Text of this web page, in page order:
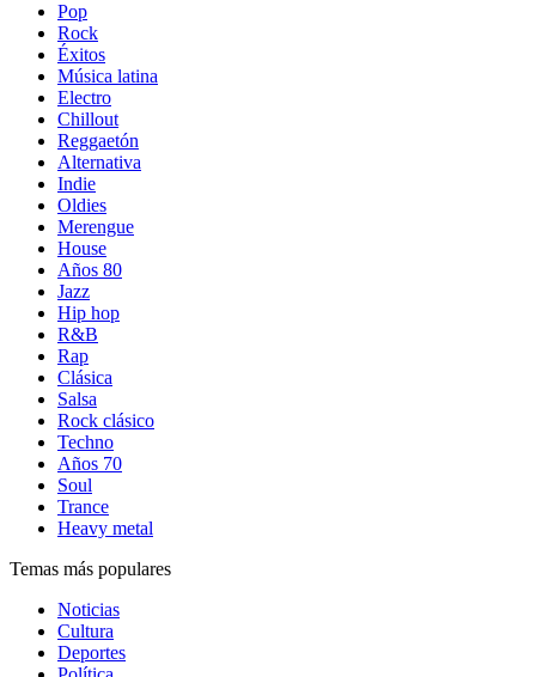
Pop
Rock
Éxitos
Música latina
Electro
Chillout
Reggaetón
Alternativa
Indie
Oldies
Merengue
House
Años 80
Jazz
Hip hop
R&B
Rap
Clásica
Salsa
Rock clásico
Techno
Años 70
Soul
Trance
Heavy metal
Temas más populares
Noticias
Cultura
Deportes